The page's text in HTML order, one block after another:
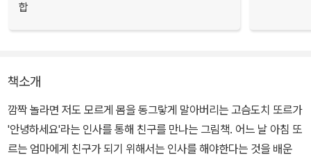
합
책소개
깜짝 놀라면 저도 모르게 몸을 동그랗게 말아버리는 고슴도치 또르가
'안녕하세요'라는 인사를 통해 친구를 만나는 그림책. 어느 날 아침 또
르는 엄마에게 친구가 되기 위해서는 인사를 해야한다는 것을 배운